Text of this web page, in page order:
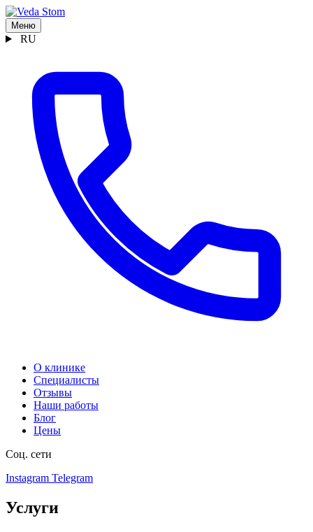
Меню
RU
О клинике
Специалисты
Отзывы
Наши работы
Блог
Цены
Соц. сети
Instagram Telegram
Услуги